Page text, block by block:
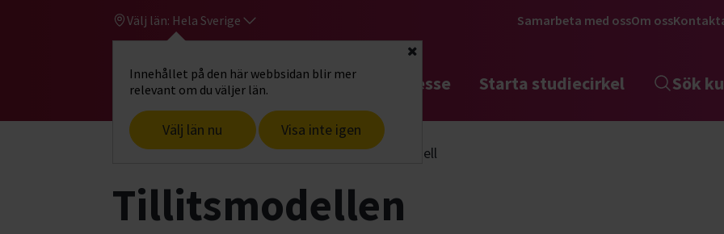
Välj län: Hela Sverige
Innehållet på den här webbsidan blir mer
relevant om du väljer län.
Välj län nu Visa inte igen
Stäng
Samarbeta med ossOm oss
Gå till studiefrämjandets startsidaHitta intresse Starta studiecirkel Sök
Start Om oss Vår organisation Vår tillitsmodell
Tillitsmodellen